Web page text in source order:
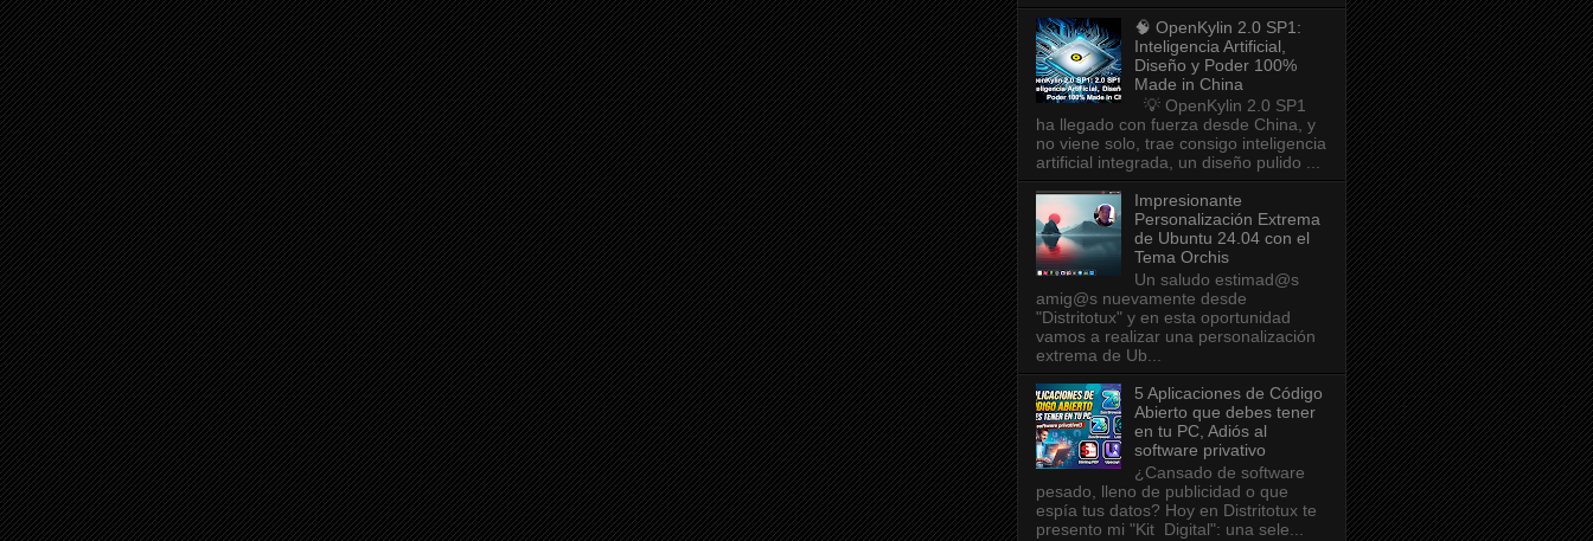
🧠 OpenKylin 2.0 SP1:
Inteligencia Artificial,
Diseño y Poder 100%
Made in China
💡 OpenKylin 2.0 SP1
ha llegado con fuerza desde China, y
no viene solo, trae consigo inteligencia
artificial integrada, un diseño pulido ...
Impresionante
Personalización Extrema
de Ubuntu 24.04 con el
Tema Orchis
Un saludo estimad@s
amig@s nuevamente desde
"Distritotux" y en esta oportunidad
vamos a realizar una personalización
extrema de Ub...
5 Aplicaciones de Código
Abierto que debes tener
en tu PC, Adiós al
software privativo
¿Cansado de software
pesado, lleno de publicidad o que
espía tus datos? Hoy en Distritotux te
presento mi "Kit Digital": una sele...